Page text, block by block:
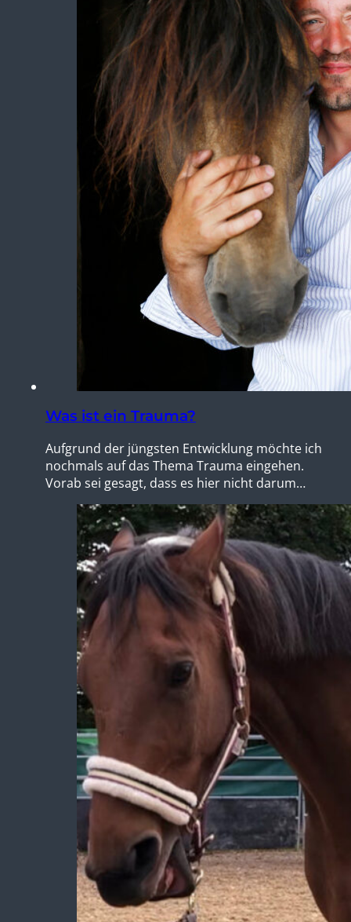
Was ist ein Trauma?
Aufgrund der jüngsten Entwicklung möchte ich
nochmals auf das Thema Trauma eingehen.
Vorab sei gesagt, dass es hier nicht darum…